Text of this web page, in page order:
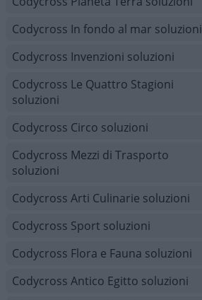
Codycross In fondo al mar soluzioni
Codycross Invenzioni soluzioni
Codycross Le Quattro Stagioni
soluzioni
Codycross Circo soluzioni
Codycross Mezzi di Trasporto
soluzioni
Codycross Arti Culinarie soluzioni
Codycross Sport soluzioni
Codycross Flora e Fauna soluzioni
Codycross Antico Egitto soluzioni